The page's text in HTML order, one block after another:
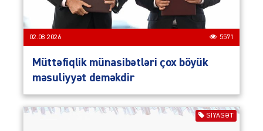
02.08.2026 5571
Müttəfiqlik münasibətləri çox böyük
məsuliyyət deməkdir
SIYASƏT